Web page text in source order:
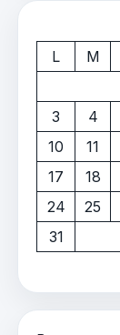
L
M
3
4
10
11
17
18
24
25
31